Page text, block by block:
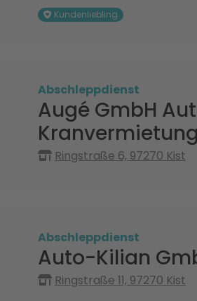
Kundenliebling
Abschleppdienst
Augé GmbH
Ringstraße 6, 97270 Kist
Abschleppdienst
Auto-Kilian
Ringstraße 11, 97270 Kist